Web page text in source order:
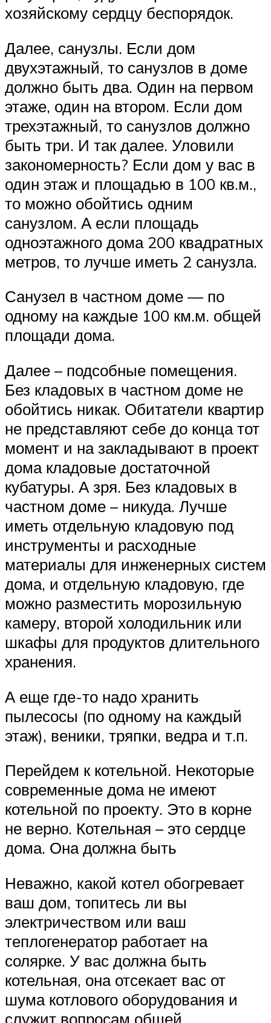
хозяйскому сердцу беспорядок.
Далее, санузлы. Если дом
двухэтажный, то санузлов в доме
должно быть два. Один на первом
этаже, один на втором. Если дом
трехэтажный, то санузлов должно
быть три. И так далее. Уловили
закономерность? Если дом у вас в
один этаж и площадью в 100 кв.м.,
то можно обойтись одним
санузлом. А если площадь
одноэтажного дома 200 квадратных
метров, то лучше иметь 2 санузла.
Санузел в частном доме — по
одному на каждые 100 км.м. общей
площади дома.
Далее – подсобные помещения.
Без кладовых в частном доме не
обойтись никак. Обитатели квартир
не представляют себе до конца тот
момент и на закладывают в проект
дома кладовые достаточной
кубатуры. А зря. Без кладовых в
частном доме – никуда. Лучше
иметь отдельную кладовую под
инструменты и расходные
материалы для инженерных систем
дома, и отдельную кладовую, где
можно разместить морозильную
камеру, второй холодильник или
шкафы для продуктов длительного
хранения.
А еще где-то надо хранить
пылесосы (по одному на каждый
этаж), веники, тряпки, ведра и т.п.
Перейдем к котельной. Некоторые
современные дома не имеют
котельной по проекту. Это в корне
не верно. Котельная – это сердце
дома. Она должна быть
Неважно, какой котел обогревает
ваш дом, топитесь ли вы
электричеством или ваш
теплогенератор работает на
солярке. У вас должна быть
котельная, она отсекает вас от
шума котлового оборудования и
служит вопросам общей